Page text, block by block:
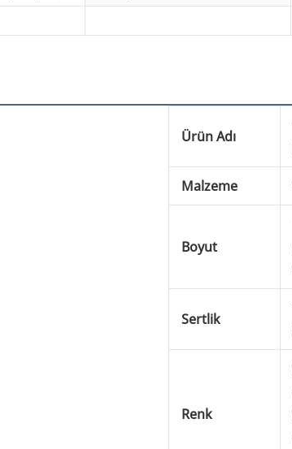
Ürün Adı
Malzeme
Boyut
Sertlik
Renk